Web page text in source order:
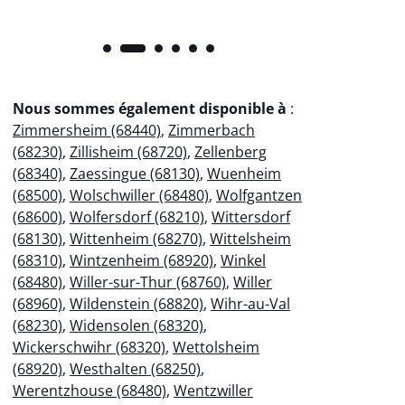
Nous sommes également disponible à :
Zimmersheim (68440), Zimmerbach
(68230), Zillisheim (68720), Zellenberg
(68340), Zaessingue (68130), Wuenheim
(68500), Wolschwiller (68480), Wolfgantzen
(68600), Wolfersdorf (68210), Wittersdorf
(68130), Wittenheim (68270), Wittelsheim
(68310), Wintzenheim (68920), Winkel
(68480), Willer-sur-Thur (68760), Willer
(68960), Wildenstein (68820), Wihr-au-Val
(68230), Widensolen (68320),
Wickerschwihr (68320), Wettolsheim
(68920), Westhalten (68250),
Werentzhouse (68480), Wentzwiller